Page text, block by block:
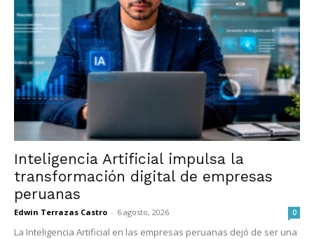
Inteligencia Artificial impulsa la
transformación digital de empresas
peruanas
Edwin Terrazas Castro - 6 agosto, 2026 0
La Inteligencia Artificial en las empresas peruanas dejó de ser una